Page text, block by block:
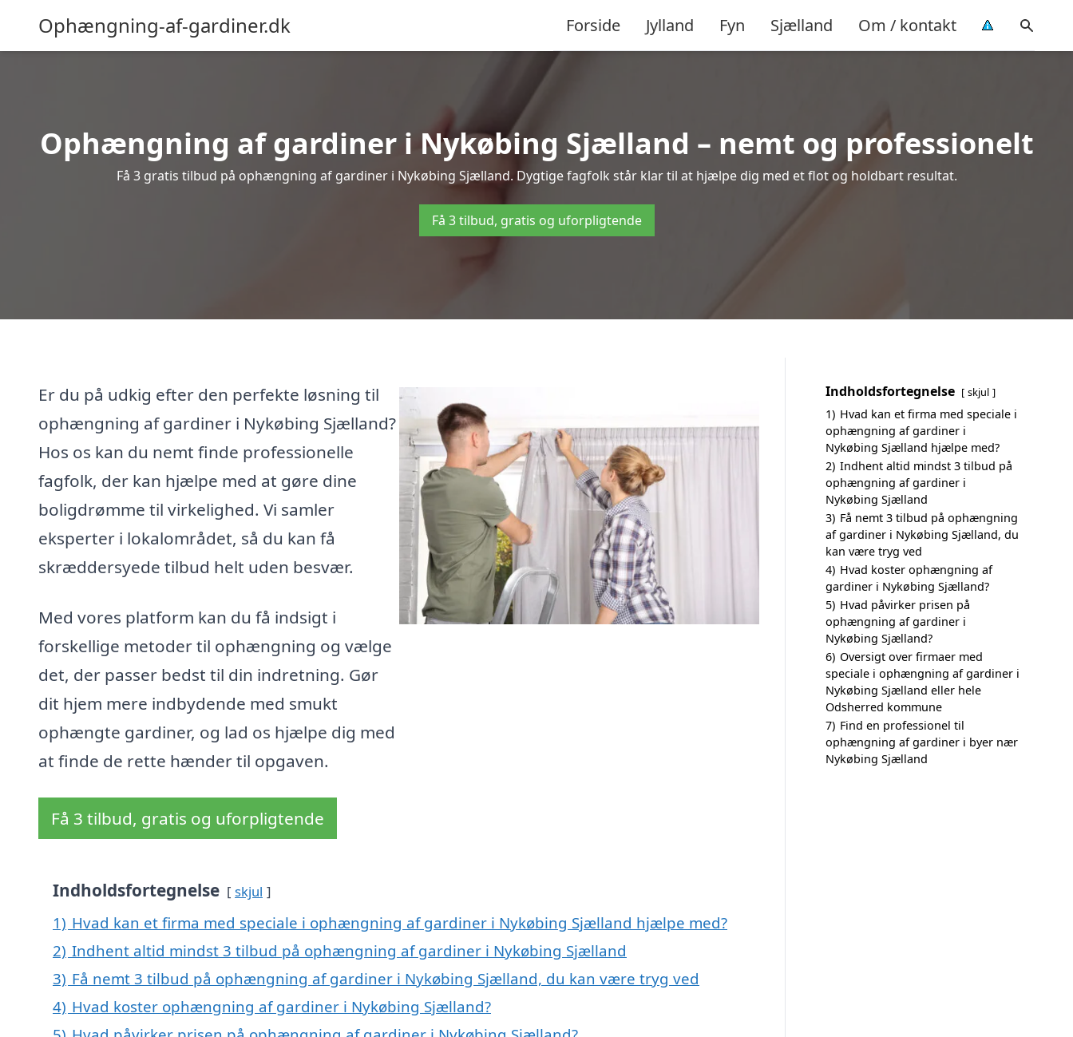
Ophængning-af-gardiner.dk Forside Jylland Fyn Sjælland Om / kontakt
Ophængning af gardiner i Nykøbing Sjælland – nemt og professionelt
Få 3 gratis tilbud på ophængning af gardiner i Nykøbing Sjælland. Dygtige fagfolk står klar til at hjælpe dig med et flot og holdbart resultat.
Få 3 tilbud, gratis og uforpligtende
Er du på udkig efter den perfekte løsning til
ophængning af gardiner i Nykøbing Sjælland?
Hos os kan du nemt finde professionelle
fagfolk, der kan hjælpe med at gøre dine
boligdrømme til virkelighed. Vi samler
eksperter i lokalområdet, så du kan få
skræddersyede tilbud helt uden besvær.
Med vores platform kan du få indsigt i
forskellige metoder til ophængning og vælge
det, der passer bedst til din indretning. Gør
dit hjem mere indbydende med smukt
ophængte gardiner, og lad os hjælpe dig med
at finde de rette hænder til opgaven.
Få 3 tilbud, gratis og uforpligtende
Indholdsfortegnelse skjul
1) Hvad kan et firma med speciale i ophængning af gardiner i Nykøbing Sjælland hjælpe med?
2) Indhent altid mindst 3 tilbud på ophængning af gardiner i Nykøbing Sjælland
3) Få nemt 3 tilbud på ophængning af gardiner i Nykøbing Sjælland, du kan være tryg ved
4) Hvad koster ophængning af gardiner i Nykøbing Sjælland?
Indholdsfortegnelse skjul
1) Hvad kan et firma med speciale i
ophængning af gardiner i
Nykøbing Sjælland hjælpe med?
2) Indhent altid mindst 3 tilbud på
ophængning af gardiner i
Nykøbing Sjælland
3) Få nemt 3 tilbud på ophængning
af gardiner i Nykøbing Sjælland, du
kan være tryg ved
4) Hvad koster ophængning af
gardiner i Nykøbing Sjælland?
5) Hvad påvirker prisen på
ophængning af gardiner i
Nykøbing Sjælland?
6) Oversigt over firmaer med
speciale i ophængning af gardiner i
Nykøbing Sjælland eller hele
Odsherred kommune
7) Find en professionel til
ophængning af gardiner i byer nær
Nykøbing Sjælland